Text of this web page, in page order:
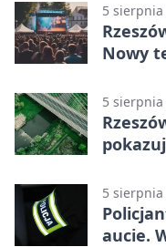
5 sierpnia
Nowy
5 sierpnia
5 sierpnia
aucie.